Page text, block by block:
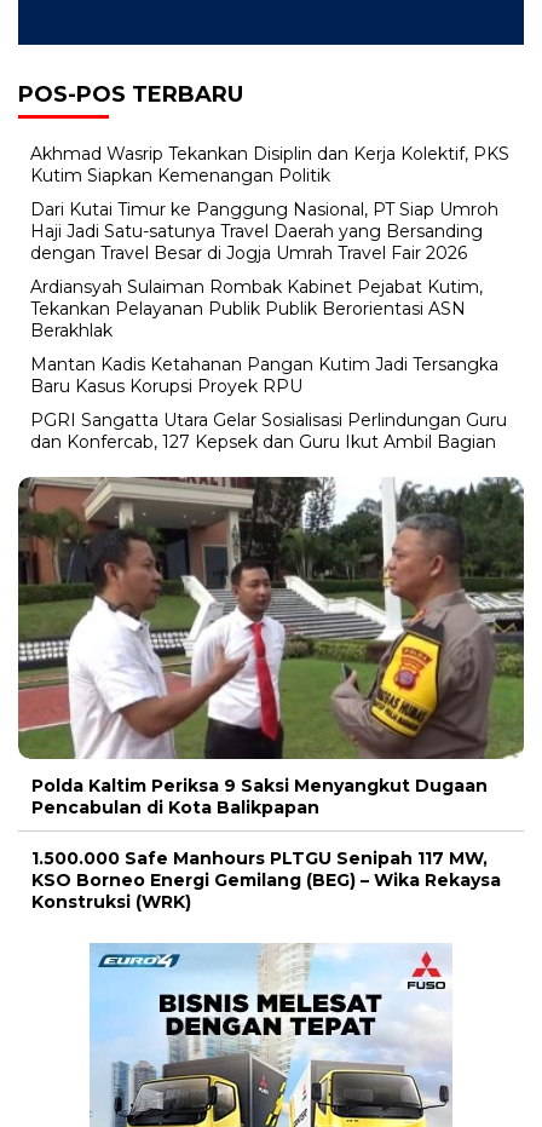
POS-POS TERBARU
Akhmad Wasrip Tekankan Disiplin dan Kerja Kolektif, PKS
Kutim Siapkan Kemenangan Politik
Dari Kutai Timur ke Panggung Nasional, PT Siap Umroh
Haji Jadi Satu-satunya Travel Daerah yang Bersanding
dengan Travel Besar di Jogja Umrah Travel Fair 2026
Ardiansyah Sulaiman Rombak Kabinet Pejabat Kutim,
Tekankan Pelayanan Publik Publik Berorientasi ASN
Berakhlak
Mantan Kadis Ketahanan Pangan Kutim Jadi Tersangka
Baru Kasus Korupsi Proyek RPU
PGRI Sangatta Utara Gelar Sosialisasi Perlindungan Guru
dan Konfercab, 127 Kepsek dan Guru Ikut Ambil Bagian
Polda Kaltim Periksa 9 Saksi Menyangkut Dugaan
Pencabulan di Kota Balikpapan
1.500.000 Safe Manhours PLTGU Senipah 117 MW,
KSO Borneo Energi Gemilang (BEG) – Wika Rekaysa
Konstruksi (WRK)